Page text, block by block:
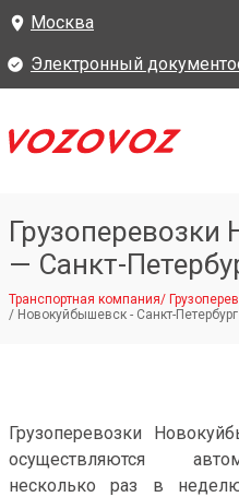
Москва
Электронный
— Санкт-
Транспортная компания/
/ Новокуйбышевск - Санкт-Петербург
Грузоперевозки
осуществляются
несколько раз в